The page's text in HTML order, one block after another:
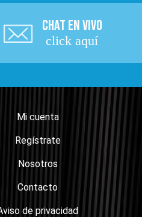
CHAT EN VIVO
click aquí
Mi cuenta
Regístrate
Nosotros
Contacto
de privacidad